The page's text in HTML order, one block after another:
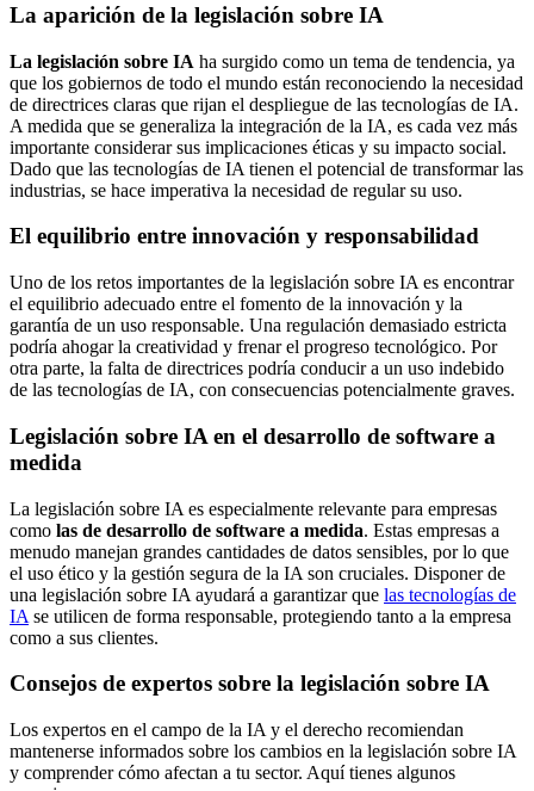
La aparición de la legislación sobre IA
La legislación sobre IA ha surgido como un tema de tendencia, ya
que los gobiernos de todo el mundo están reconociendo la necesidad
de directrices claras que rijan el despliegue de las tecnologías de IA.
A medida que se generaliza la integración de la IA, es cada vez más
importante considerar sus implicaciones éticas y su impacto social.
Dado que las tecnologías de IA tienen el potencial de transformar las
industrias, se hace imperativa la necesidad de regular su uso.
El equilibrio entre innovación y responsabilidad
Uno de los retos importantes de la legislación sobre IA es encontrar
el equilibrio adecuado entre el fomento de la innovación y la
garantía de un uso responsable. Una regulación demasiado estricta
podría ahogar la creatividad y frenar el progreso tecnológico. Por
otra parte, la falta de directrices podría conducir a un uso indebido
de las tecnologías de IA, con consecuencias potencialmente graves.
Legislación sobre IA en el desarrollo de software a
medida
La legislación sobre IA es especialmente relevante para empresas
como las de desarrollo de software a medida. Estas empresas a
menudo manejan grandes cantidades de datos sensibles, por lo que
el uso ético y la gestión segura de la IA son cruciales. Disponer de
una legislación sobre IA ayudará a garantizar que las tecnologías de
IA se utilicen de forma responsable, protegiendo tanto a la empresa
como a sus clientes.
Consejos de expertos sobre la legislación sobre IA
Los expertos en el campo de la IA y el derecho recomiendan
mantenerse informados sobre los cambios en la legislación sobre IA
y comprender cómo afectan a tu sector. Aquí tienes algunos